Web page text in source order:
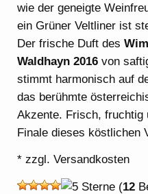
wie der geneigte
ein Grüner Veltliner ist
Der frische Duft des
Waldhayn 2016 von
stimmt harmonisch auf
das berühmte
Akzente. Frisch, fruchtig
Finale dieses köstlichen
* zzgl. Versandkosten
(12